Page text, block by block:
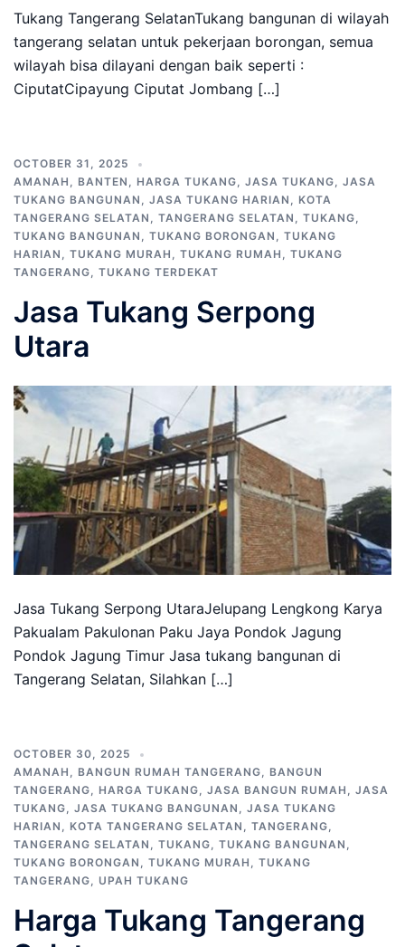
Tukang Tangerang SelatanTukang bangunan di wilayah
tangerang selatan untuk pekerjaan borongan, semua
wilayah bisa dilayani dengan baik seperti :
CiputatCipayung Ciputat Jombang […]
OCTOBER 31, 2025
AMANAH , BANTEN , HARGA TUKANG, JASA TUKANG, JASA
TUKANG BANGUNAN , JASA TUKANG HARIAN , KOTA
TANGERANG SELATAN , TANGERANG SELATAN , TUKANG,
TUKANG BANGUNAN , TUKANG BORONGAN , TUKANG
HARIAN , TUKANG MURAH , TUKANG RUMAH , TUKANG
TANGERANG, TUKANG TERDEKAT
Jasa Tukang Serpong
Utara
Jasa Tukang Serpong UtaraJelupang Lengkong Karya
Pakualam Pakulonan Paku Jaya Pondok Jagung
Pondok Jagung Timur Jasa tukang bangunan di
Tangerang Selatan, Silahkan […]
OCTOBER 30, 2025
AMANAH , BANGUN RUMAH TANGERANG, BANGUN
TANGERANG, HARGA TUKANG, JASA BANGUN RUMAH , JASA
TUKANG, JASA TUKANG BANGUNAN , JASA TUKANG
HARIAN , KOTA TANGERANG SELATAN , TANGERANG,
TANGERANG SELATAN , TUKANG, TUKANG BANGUNAN ,
TUKANG BORONGAN , TUKANG MURAH , TUKANG
TANGERANG, UPAH TUKANG
Harga Tukang Tangerang